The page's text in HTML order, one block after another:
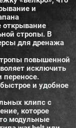
и
открывание
стропы. В
для дренажа
повышенной
исключить
переносе.
и удобное
клипс с
которое
модульные